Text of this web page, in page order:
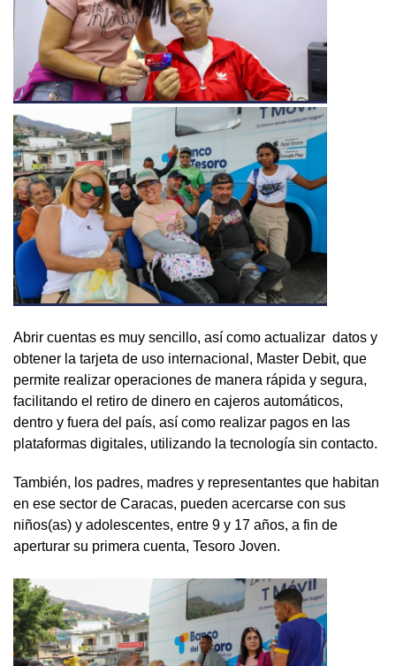
Abrir cuentas es muy sencillo, así como actualizar datos y
obtener la tarjeta de uso internacional, Master Debit, que
permite realizar operaciones de manera rápida y segura,
facilitando el retiro de dinero en cajeros automáticos,
dentro y fuera del país, así como realizar pagos en las
plataformas digitales, utilizando la tecnología sin contacto.
También, los padres, madres y representantes que habitan
en ese sector de Caracas, pueden acercarse con sus
niños(as) y adolescentes, entre 9 y 17 años, a fin de
aperturar su primera cuenta, Tesoro Joven.